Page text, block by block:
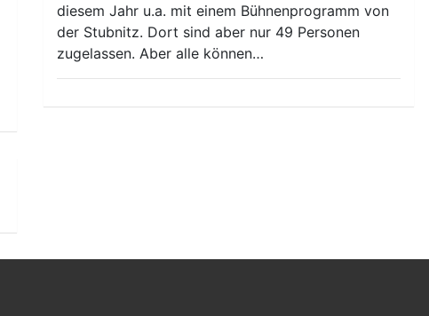
diesem Jahr u.a. mit einem Bühnenprogramm von
der Stubnitz. Dort sind aber nur 49 Personen
zugelassen. Aber alle können…